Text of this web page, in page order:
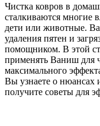
Чистка ковров в
сталкиваются многие
дети или животные.
удаления пятен и
помощником. В этой
применять Ваниш для
максимального
Вы узнаете о нюансах
получите советы для